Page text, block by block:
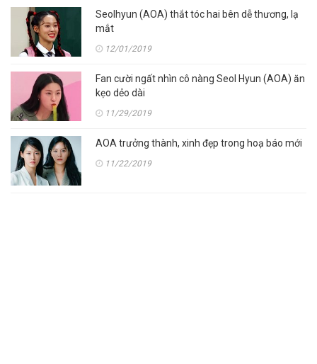
Seolhyun (AOA) thắt tóc hai bên dễ thương, lạ
mắt
12/01/2019
Fan cười ngất nhìn cô nàng Seol Hyun (AOA) ăn
kẹo dẻo dài
11/29/2019
AOA trưởng thành, xinh đẹp trong hoạ báo mới
11/22/2019